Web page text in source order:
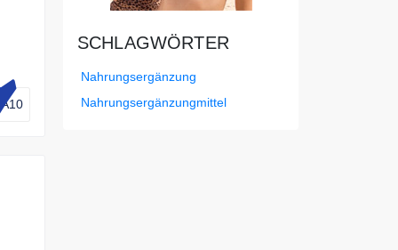
NA10
SCHLAGWÖRTER
Nahrungsergänzung
Nahrungsergänzungmittel